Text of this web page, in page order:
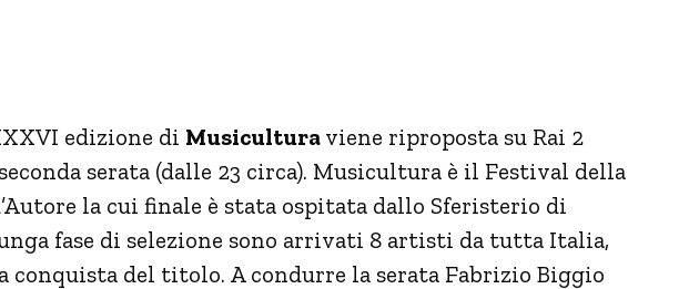
edizione di Musicultura viene riproposta su Rai 2
serata (dalle 23 circa). Musicultura è il Festival della
la cui finale è stata ospitata dallo Sferisterio di
fase di selezione sono arrivati 8 artisti da tutta Italia,
conquista del titolo. A condurre la serata Fabrizio Biggio